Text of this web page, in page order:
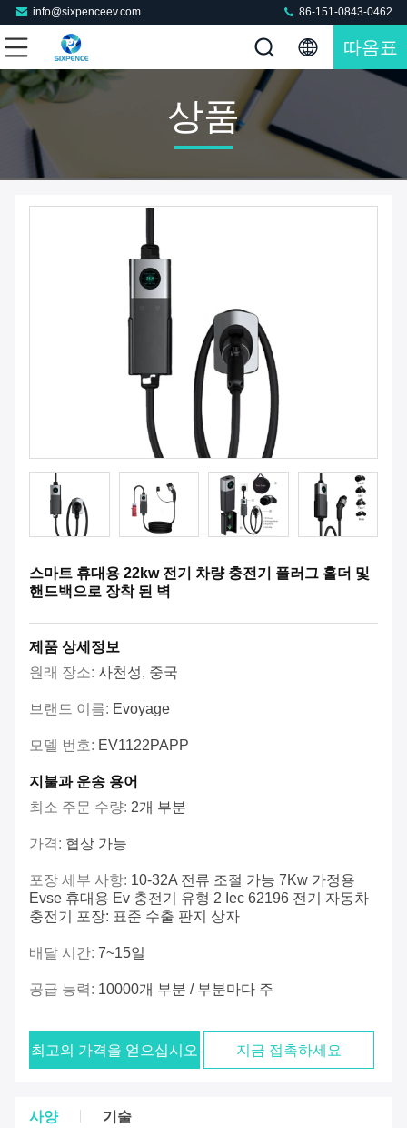
info@sixpenceev.com 86-151-0843-0462
따옴표
상품
스마트 휴대용 22kw 전기 차량 충전기 플러그 홀더 및
핸드백으로 장착 된 벽
제품 상세정보
원래 장소: 사천성, 중국
브랜드 이름: Evoyage
모델 번호: EV1122PAPP
지불과 운송 용어
최소 주문 수량: 2개 부분
가격: 협상 가능
포장 세부 사항: 10-32A 전류 조절 가능 7Kw 가정용
Evse 휴대용 Ev 충전기 유형 2 Iec 62196 전기 자동차
충전기 포장: 표준 수출 판지 상자
배달 시간: 7~15일
공급 능력: 10000개 부분 / 부분마다 주
최고의 가격을 얻으십시오 지금 접촉하세요
사양 기술